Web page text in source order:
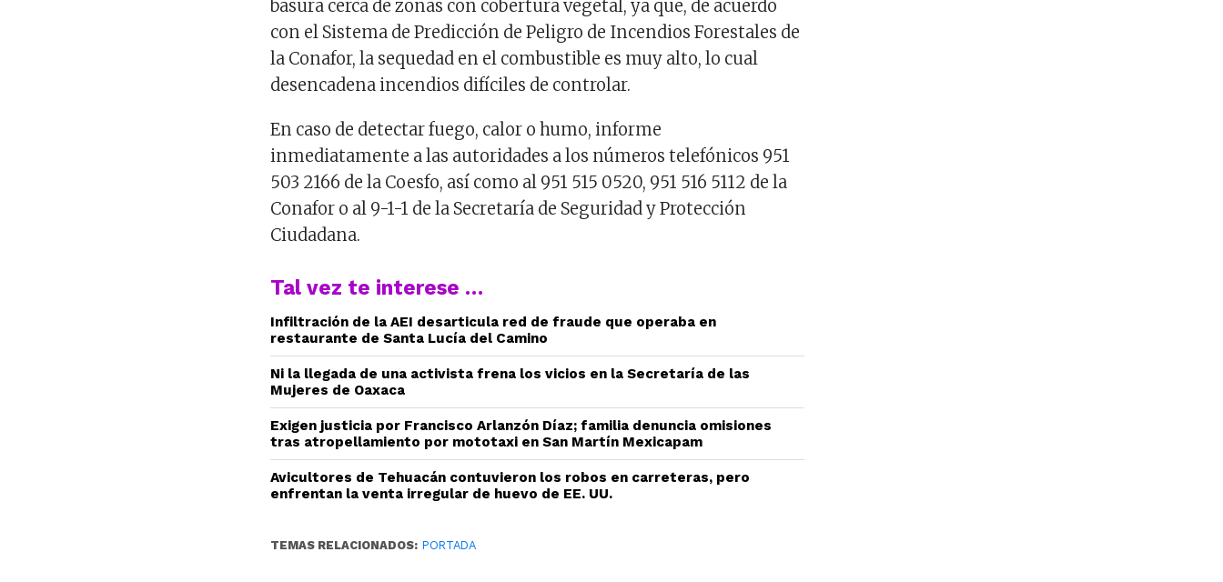
basura cerca de zonas con cobertura vegetal, ya que, de acuerdo
con el Sistema de Predicción de Peligro de Incendios Forestales de
la Conafor, la sequedad en el combustible es muy alto, lo cual
desencadena incendios difíciles de controlar.
En caso de detectar fuego, calor o humo, informe
inmediatamente a las autoridades a los números telefónicos 951
503 2166 de la Coesfo, así como al 951 515 0520, 951 516 5112 de la
Conafor o al 9-1-1 de la Secretaría de Seguridad y Protección
Ciudadana.
Tal vez te interese …
Infiltración de la AEI desarticula red de fraude que operaba en
restaurante de Santa Lucía del Camino
Ni la llegada de una activista frena los vicios en la Secretaría de las
Mujeres de Oaxaca
Exigen justicia por Francisco Arlanzón Díaz; familia denuncia omisiones
tras atropellamiento por mototaxi en San Martín Mexicapam
Avicultores de Tehuacán contuvieron los robos en carreteras, pero
enfrentan la venta irregular de huevo de EE. UU.
TEMAS RELACIONADOS: PORTADA